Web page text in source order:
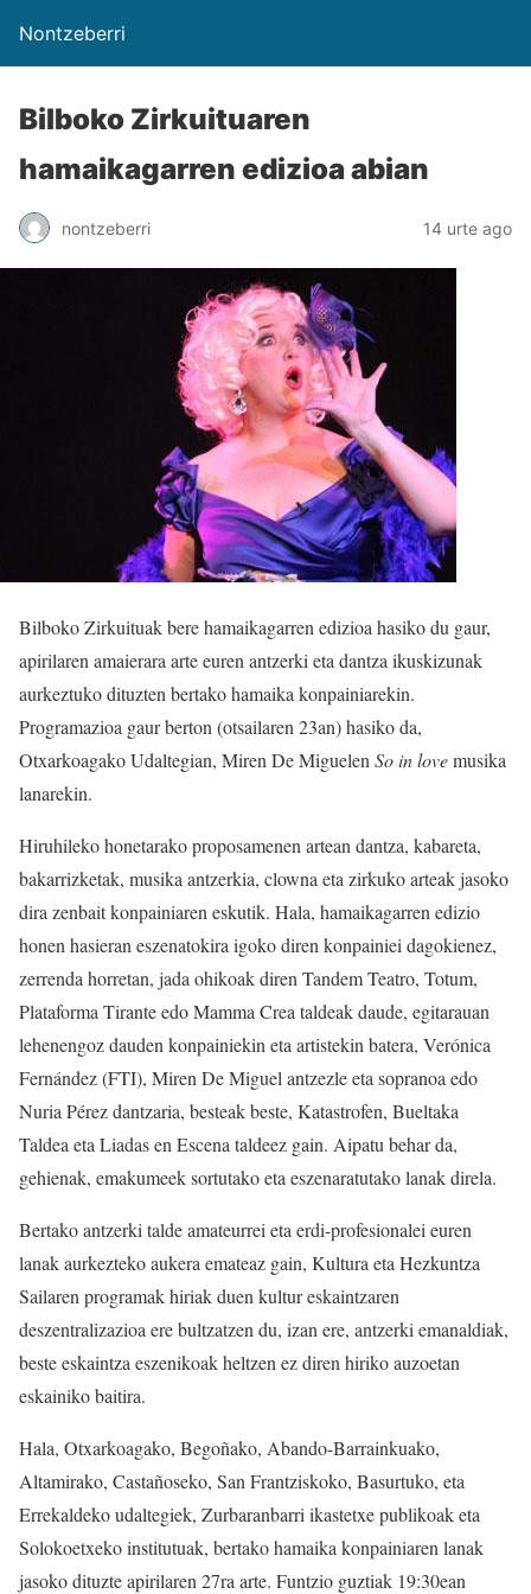
Nontzeberri
Bilboko Zirkuituaren
hamaikagarren edizioa abian
nontzeberri 14 urte ago
Bilboko Zirkuituak bere hamaikagarren edizioa hasiko du gaur,
apirilaren amaierara arte euren antzerki eta dantza ikuskizunak
aurkeztuko dituzten bertako hamaika konpainiarekin.
Programazioa gaur berton (otsailaren 23an) hasiko da,
Otxarkoagako Udaltegian, Miren De Miguelen So in lovemusika
lanarekin.
Hiruhileko honetarako proposamenen artean dantza, kabareta,
bakarrizketak, musika antzerkia, clowna eta zirkuko arteak jasoko
dira zenbait konpainiaren eskutik. Hala, hamaikagarren edizio
honen hasieran eszenatokira igoko diren konpainiei dagokienez,
zerrenda horretan, jada ohikoak diren Tandem Teatro, Totum,
Plataforma Tirante edo Mamma Crea taldeak daude, egitarauan
lehenengoz dauden konpainiekin eta artistekin batera, Verónica
Fernández (FTI), Miren De Miguel antzezle eta sopranoa edo
Nuria Pérez dantzaria, besteak beste, Katastrofen, Bueltaka
Taldea eta Liadas en Escena taldeez gain. Aipatu behar da,
gehienak, emakumeek sortutako eta eszenaratutako lanak direla.
Bertako antzerki talde amateurrei eta erdi-profesionalei euren
lanak aurkezteko aukera emateaz gain, Kultura eta Hezkuntza
Sailaren programak hiriak duen kultur eskaintzaren
deszentralizazioa ere bultzatzen du, izan ere, antzerki emanaldiak,
beste eskaintza eszenikoak heltzen ez diren hiriko auzoetan
eskainiko baitira.
Hala, Otxarkoagako, Begoñako, Abando-Barrainkuako,
Altamirako, Castañoseko, San Frantziskoko, Basurtuko, eta
Errekaldeko udaltegiek, Zurbaranbarri ikastetxe publikoak eta
Solokoetxeko institutuak, bertako hamaika konpainiaren lanak
jasoko dituzte apirilaren 27ra arte. Funtzio guztiak 19:30ean